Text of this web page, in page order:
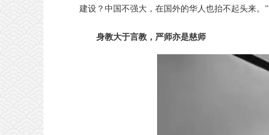
建设？中国不强大，在国外的华人也抬不起头来。”
身教大于言教，严师亦是慈师